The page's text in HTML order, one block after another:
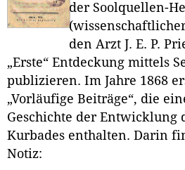
der Soolquellen-
den Arzt J. E. P.
„Erste“ Entdeckung mittels
publizieren. Im Jahre 1868
„Vorläufige Beiträge“, die
Geschichte der Entwicklung
Kurbades enthalten. Darin
Notiz: